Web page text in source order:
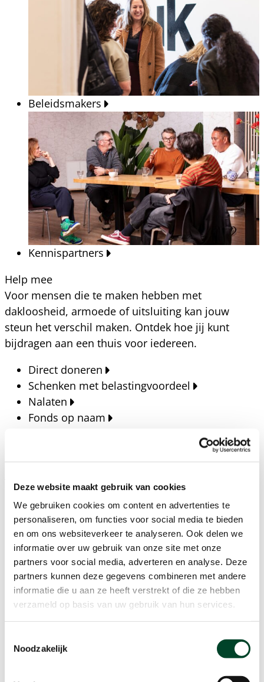
Deze website maakt gebruik van cookies
We gebruiken cookies om content en advertenties te
personaliseren, om functies voor social media te bieden
en om ons websiteverkeer te analyseren. Ook delen we
informatie over uw gebruik van onze site met onze
partners voor social media, adverteren en analyse. Deze
partners kunnen deze gegevens combineren met andere
informatie die u aan ze heeft verstrekt of die ze hebben
verzameld op basis van uw gebruik van hun services.
Noodzakelijk
Beleidsmakers
Kennispartners
Help mee
Voor mensen die te maken hebben met
dakloosheid, armoede of uitsluiting kan jouw
steun het verschil maken. Ontdek hoe jij kunt
bijdragen aan een thuis voor iedereen.
Direct doneren
Schenken met belastingvoordeel
Nalaten
Fonds op naam
Blijf op de hoogte van het laatste nieuws, verhalen,
publicaties en ontwikkelingen rondom Kansfonds
en onze missie.
Nieuwsberichten
Nieuws
Verhalen
Beeldbanken
Foto's bestaanszekerheid
Agenda